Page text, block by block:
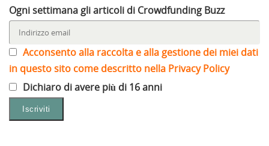
Ogni settimana gli articoli di Crowdfunding Buzz
Acconsento alla raccolta e alla gestione dei miei dati
in questo sito come descritto nella Privacy Policy
Dichiaro di avere più di 16 anni